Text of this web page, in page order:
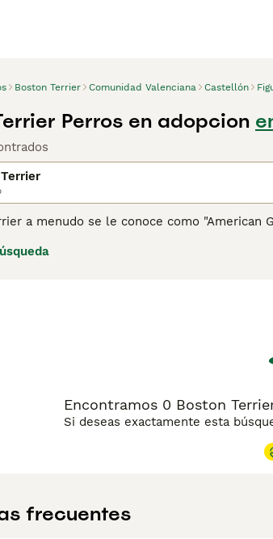
Boston Terrier Comunidad Valenciana Castellón
Perros en adopcion
a menudo se le conoce como "American
en 1893 cuando se cruzaron varios
Encontramos 0 Boston
Si deseas exactamente esta
frecuentes